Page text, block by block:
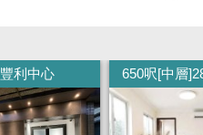
豐利中心 650呎[中層